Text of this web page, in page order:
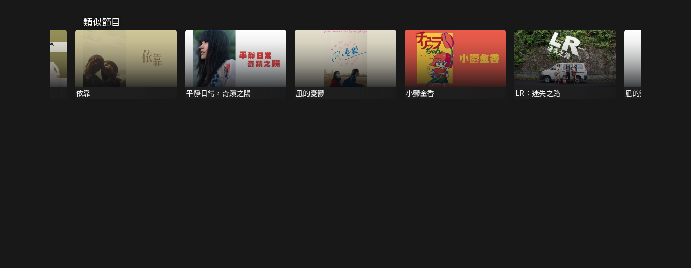
類似節目
依靠 平靜日常，奇蹟之陽 凪的憂鬱 小鬱金香 LR：迷失之路 凪的憂鬱 高中生篇